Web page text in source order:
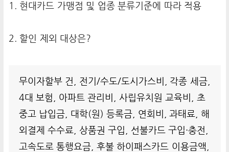
1. 현대카드 가맹점 및 업종 분류기준에 따라 적용
2. 할인 제외 대상은?
무이자할부 건, 전기/수도/도시가스비, 각종 세금,
4대 보험, 아파트 관리비, 사립유치원 교육비, 초
중고 납입금, 대학(원) 등록금, 연회비, 과태료, 해
외결제 수수료, 상품권 구입, 선불카드 구입·충전,
고속도로 통행요금, 후불 하이패스카드 이용금액,